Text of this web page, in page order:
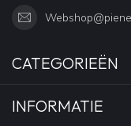
CATEGORIEËN
INFORMATIE